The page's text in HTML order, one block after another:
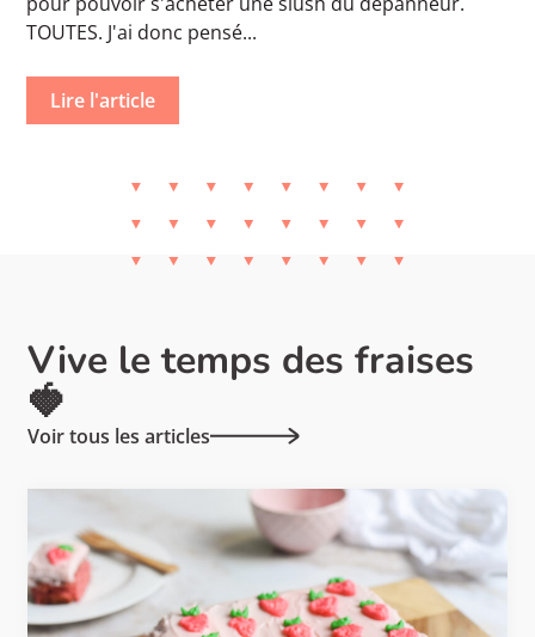
TOUTES. J'ai donc pensé...
Lire l'article
Vive le temps des fraises
🍓
Voir tous les articles